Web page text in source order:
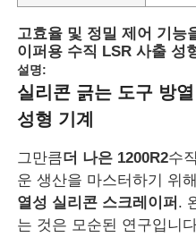
고효율 및 정밀 제어 기능
이퍼용 수직 LSR 사출 성
설명:
실리콘 긁는 도구 방
성형 기계
그만큼더 나은 1200R2수
운 생산을 마스터하기 위
열성 실리콘 스크레이퍼 .
는 것은 모순된 연구입니